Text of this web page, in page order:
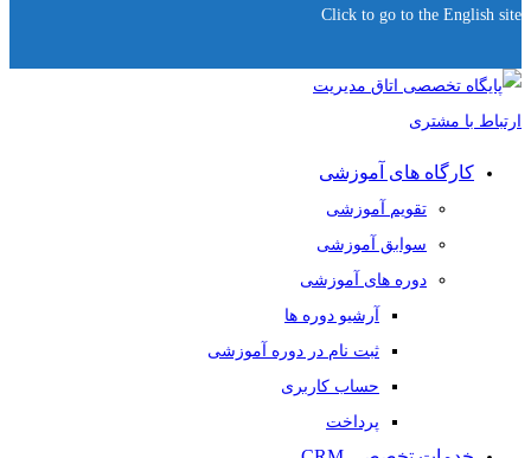
Click to go to the English site
کارگاه های آموزشی
تقویم آموزشی
سوابق آموزشی
دوره های آموزشی
آرشیو دوره ها
ثبت نام در دوره آموزشی
حساب کاربری
پرداخت